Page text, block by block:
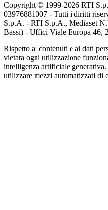
Copyright © 1999-2026 RTI
03976881007 - Tutti i diritti
S.p.A. - RTI S.p.A., Mediaset
Bassi) - Uffici Viale Europa 46,
Rispetto ai contenuti e ai dati
vietata ogni utilizzazione
intelligenza artificiale
utilizzare mezzi automatizzati di